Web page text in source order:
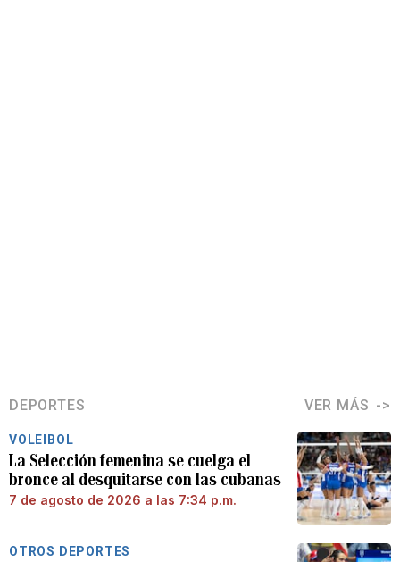
DEPORTES VER MÁS
VOLEIBOL
La Selección femenina se cuelga el
bronce al desquitarse con las cubanas
7 de agosto de 2026 a las 7:34 p.m.
OTROS DEPORTES